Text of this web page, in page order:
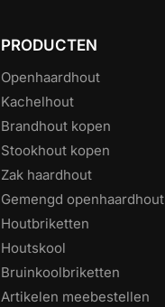
PRODUCTEN
Openhaardhout
Kachelhout
Brandhout kopen
Stookhout kopen
Zak haardhout
Gemengd openhaardhout
Houtbriketten
Houtskool
Bruinkoolbriketten
Artikelen meebestellen